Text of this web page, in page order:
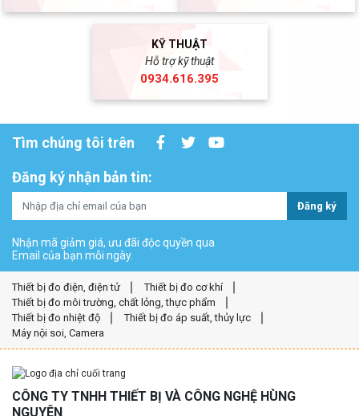
KỸ THUẬT
Hỗ trợ kỹ thuật
0934.616.395
Tìm chúng tôi trên
Đăng ký nhận bản tin:
Đăng ký
Nhận mã giảm giá, ưu đãi độc quyền qua
Email của bạn mỗi ngày.
Thiết bị đo điện, điện tử
Thiết bị đo cơ khí
Thiết bị đo môi trường, chất lỏng, thực phẩm
Thiết bị đo nhiệt độ
Thiết bị đo áp suất, thủy lực
Máy nội soi, Camera
CÔNG TY TNHH THIẾT BỊ VÀ CÔNG NGHỆ HÙNG
NGUYÊN